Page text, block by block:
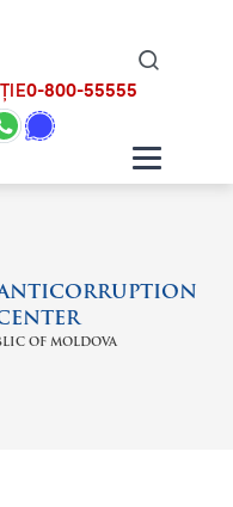
0-800-55555
OF MOLDOVA